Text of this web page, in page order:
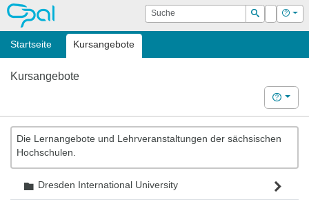
OPAL Suche
Suchen
Login Hilfe
Startseite Kursangebote
Kursangebote
Hilfe
Die Lernangebote und Lehrveranstaltungen der sächsischen
Hochschulen.
Ordner
Dresden International University